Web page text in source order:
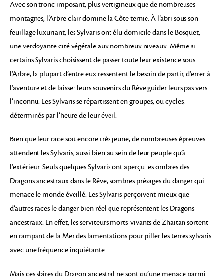
Avec son tronc imposant, plus vertigineux que de nombreuses
montagnes, l’Arbre clair domine la Côte ternie. À l’abri sous son
feuillage luxuriant, les Sylvaris ont élu domicile dans le Bosquet,
une verdoyante cité végétale aux nombreux niveaux. Même si
certains Sylvaris choisissent de passer toute leur existence sous
l’Arbre, la plupart d’entre eux ressentent le besoin de partir, d’errer à
l’aventure et de laisser leurs souvenirs du Rêve guider leurs pas vers
l’inconnu. Les Sylvaris se répartissent en groupes, ou cycles,
déterminés par l’heure de leur éveil.
Bien que leur race soit encore très jeune, de nombreuses épreuves
attendent les Sylvaris, aussi bien au sein de leur peuple qu’à
l’extérieur. Seuls quelques Sylvaris ont aperçu les ombres des
Dragons ancestraux dans le Rêve, sombres présages du danger qui
menace le monde éveillé. Les Sylvaris perçoivent mieux que
d’autres races le danger bien réel que représentent les Dragons
ancestraux. En effet, les serviteurs morts-vivants de Zhaïtan sortent
en rampant de la Mer des lamentations pour piller les terres sylvaris
avec une fréquence inquiétante.
Mais ces sbires du Dragon ancestral ne sont qu’une menace parmi